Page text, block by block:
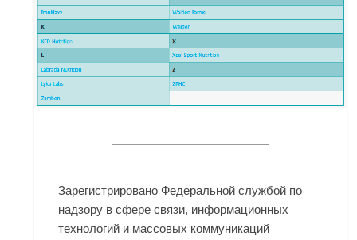
Зарегистрировано Федеральной службой по
надзору в сфере связи, информационных
технологий и массовых коммуникаций